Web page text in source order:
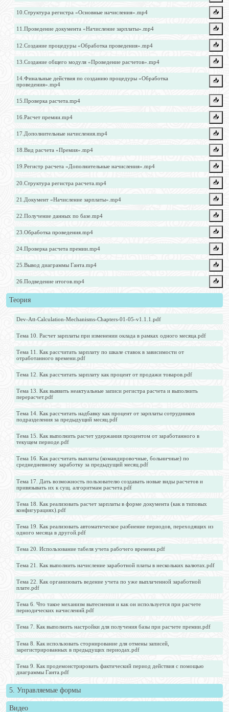
10.Структура регистра «Основные начисления».mp4 📥️
11.Проведение документа «Начисление зарплаты».mp4 📥️
12.Создание процедуры «Обработка проведения».mp4 📥️
13.Создание общего модуля «Проведение расчетов».mp4 📥️
14.Финальные действия по созданию процедуры «Обработка
проведения».mp4
📥️
15.Проверка расчета.mp4 📥️
16.Расчет премии.mp4 📥️
17.Дополнительные начисления.mp4 📥️
18.Вид расчета «Премия».mp4 📥️
19.Регистр расчета «Дополнительные начисления».mp4 📥️
20.Структура регистра расчета.mp4 📥️
21.Документ «Начисление зарплаты».mp4 📥️
22.Получение данных по базе.mp4 📥️
23.Обработка проведения.mp4 📥️
24.Проверка расчета премии.mp4 📥️
25.Вывод диаграммы Ганта.mp4 📥️
26.Подведение итогов.mp4 📥️
Теория
Dev-Att-Calculation-Mechanisms-Chapters-01-05-v1.1.1.pdf
Тема 10. Расчет зарплаты при изменении оклада в рамках одного месяца.pdf
Тема 11. Как рассчитать зарплату по шкале ставок в зависимости от
отработанного времени.pdf
Тема 12. Как рассчитать зарплату как процент от продажи товаров.pdf
Тема 13. Как выявить неактуальные записи регистра расчета и выполнить
перерасчет.pdf
Тема 14. Как рассчитать надбавку как процент от зарплаты сотрудников
подразделения за предыдущий месяц.pdf
Тема 15. Как выполнить расчет удержания процентом от заработанного в
текущем периоде.pdf
Тема 16. Как рассчитать выплаты (командировочные, больничные) по
среднедневному заработку за предыдущий месяц.pdf
Тема 17. Дать возможность пользователю создавать новые виды расчетов и
привязывать их к сущ. алгоритмам расчета.pdf
Тема 18. Как реализовать расчет зарплаты в форме документа (как в типовых
конфигурациях).pdf
Тема 19. Как реализовать автоматическое разбиение периодов, переходящих из
одного месяца в другой.pdf
Тема 20. Использование табеля учета рабочего времени.pdf
Тема 21. Как выполнить начисление заработной платы в нескольких валютах.pdf
Тема 22. Как организовать ведение учета по уже выплаченной заработной
плате.pdf
Тема 6. Что такое механизм вытеснения и как он используется при расчете
периодических начислений.pdf
Тема 7. Как выполнить настройки для получения базы при расчете премии.pdf
Тема 8. Как использовать сторнирование для отмены записей,
зарегистрированных в предыдущих периодах.pdf
Тема 9. Как продемонстрировать фактический период действия с помощью
диаграммы Ганта.pdf
5. Управляемые формы
Видео